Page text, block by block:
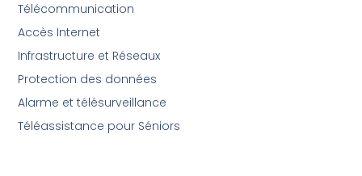
Télécommunication
Accès Internet
Infrastructure et Réseaux
Protection des données
Alarme et télésurveillance
Téléassistance pour Séniors